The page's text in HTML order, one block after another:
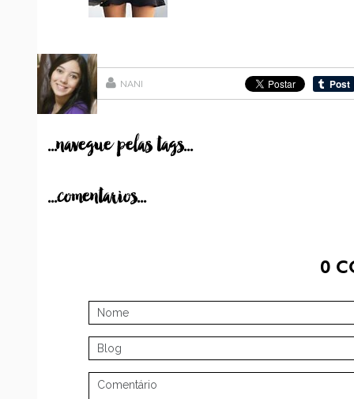
NANI
...navegue pelas tags...
...comentarios...
0